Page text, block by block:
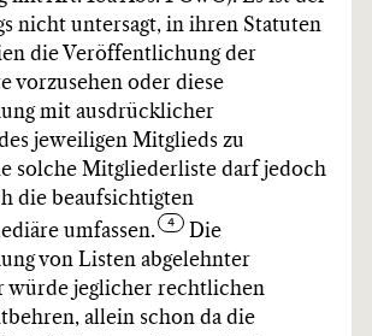
nicht untersagt, in ihren Statuten
die Veröffentlichung der
vorzusehen oder diese
mit ausdrücklicher
jeweiligen Mitglieds zu
solche Mitgliederliste darf jedoch
die beaufsichtigten
umfassen.
Die
von Listen abgelehnter
würde jeglicher rechtlichen
allein schon da die